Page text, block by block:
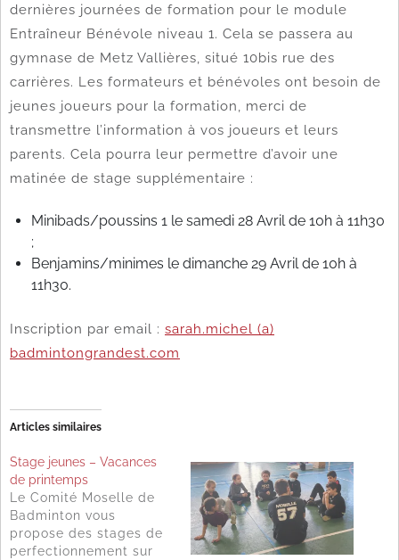
dernières journées de formation pour le module
Entraîneur Bénévole niveau 1. Cela se passera au
gymnase de Metz Vallières, situé 10bis rue des
carrières. Les formateurs et bénévoles ont besoin de
jeunes joueurs pour la formation, merci de
transmettre l’information à vos joueurs et leurs
parents. Cela pourra leur permettre d’avoir une
matinée de stage supplémentaire :
Minibads/poussins 1 le samedi 28 Avril de 10h à 11h30
;
Benjamins/minimes le dimanche 29 Avril de 10h à
11h30.
Inscription par email : sarah.michel (a)
badmintongrandest.com
Articles similaires
Stage jeunes – Vacances
de printemps
Le Comité Moselle de
Badminton vous
propose des stages de
perfectionnement sur